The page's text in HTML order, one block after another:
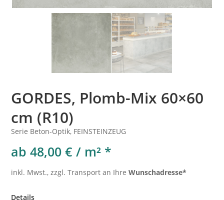
GORDES, Plomb-Mix 60×60
cm (R10)
Serie Beton-Optik, FEINSTEINZEUG
ab 48,00 € / m² *
inkl. Mwst., zzgl. Transport an IhreWunschadresse*
Details